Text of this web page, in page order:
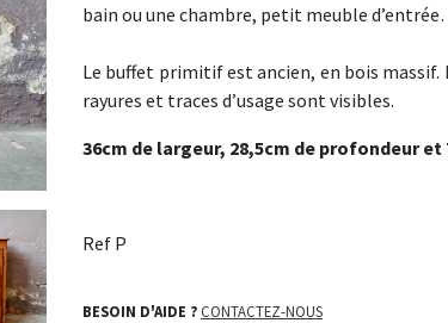
bain ou une chambre, petit meuble
Le buffet primitif est ancien, en bois
rayures et traces d’usage sont visibles.
36cm de largeur, 28,5cm de profondeur et
Ref P
BESOIN D'AIDE ?CONTACTEZ-NOUS